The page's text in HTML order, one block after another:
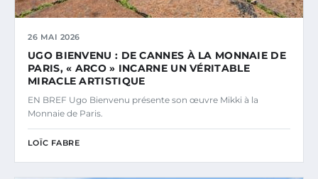
26 MAI 2026
UGO BIENVENU : DE CANNES À LA MONNAIE DE
PARIS, « ARCO » INCARNE UN VÉRITABLE
MIRACLE ARTISTIQUE
EN BREF Ugo Bienvenu présente son œuvre Mikki à la
Monnaie de Paris.
LOÏC FABRE